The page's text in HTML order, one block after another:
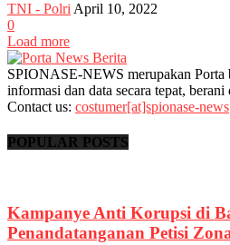
TNI - Polri April 10, 2022
0
Load more
SPIONASE-NEWS merupakan Porta
informasi dan data secara tepat, berani
Contact us: costumer[at]spionase-
POPULAR POSTS
Kampanye Anti Korupsi di
Penandatanganan Petisi